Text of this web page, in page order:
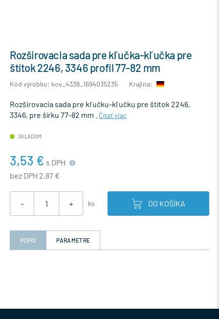
Rozširovacia sada pre kľučka-kľučka pre
štítok 2246, 3346 profil 77-82 mm
Kód výrobku: kov_4338_1694035235 Krajina:
Rozširovacia sada pre kľučku-kľučku pre štítok 2246,
3346, pre šírku 77-82 mm .
Čítať viac
SKLADOM
3,53 € s DPH
bez DPH 2,87 €
- + ks DO KOŠÍKA
POPIS PARAMETRE